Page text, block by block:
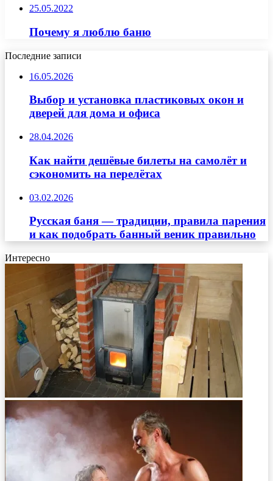
25.05.2022
Почему я люблю баню
Последние записи
16.05.2026
Выбор и установка пластиковых окон и
дверей для дома и офиса
28.04.2026
Как найти дешёвые билеты на самолёт и
сэкономить на перелётах
03.02.2026
Русская баня — традиции, правила парения
и как подобрать банный веник правильно
Интересно